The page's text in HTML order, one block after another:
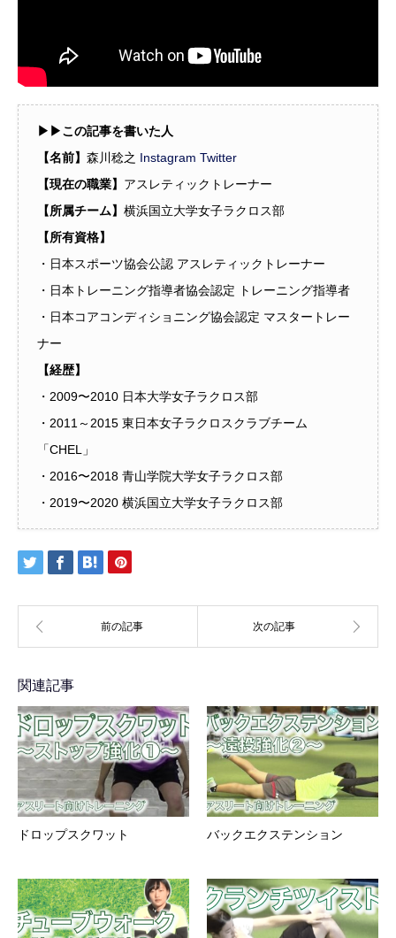
▶︎▶︎この記事を書いた人
【名前】 森川稔之 Instagram Twitter
【現在の職業】 アスレティックトレーナー
【所属チーム】 横浜国立大学女子ラクロス部
【所有資格】
・日本スポーツ協会公認 アスレティックトレーナー
・日本トレーニング指導者協会認定 トレーニング指導者
・日本コアコンディショニング協会認定 マスタートレー
ナー
【経歴】
・2009〜2010 日本大学女子ラクロス部
・2011～2015 東日本女子ラクロスクラブチーム
「CHEL」
・2016〜2018 青山学院大学女子ラクロス部
・2019〜2020 横浜国立大学女子ラクロス部
関連記事
ドロップスクワット バックエクステンション